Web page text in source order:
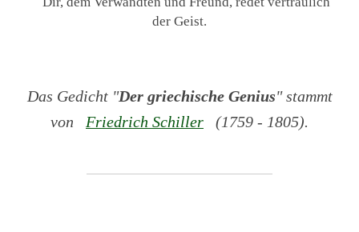
der Geist.
Das Gedicht "Der griechische Genius" stammt
von
Friedrich Schiller (1759 - 1805).